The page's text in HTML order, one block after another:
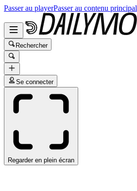
Passer au playerPasser au contenu principal
Rechercher
Se connecter
Regarder en plein écran